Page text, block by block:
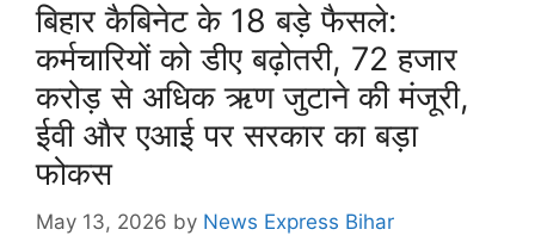
बिहार कैबिनेट के 18 बड़े फैसले:
कर्मचारियों को डीए बढ़ोतरी, 72 हजार
करोड़ से अधिक ऋण जुटाने की मंजूरी,
ईवी और एआई पर सरकार का बड़ा
फोकस
May 13, 2026 by News Express Bihar